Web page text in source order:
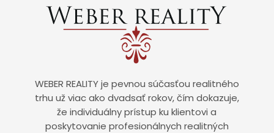
WEBER REALITY je pevnou súčasťou realitného
trhu už viac ako dvadsať rokov, čím dokazuje,
že individuálny prístup ku klientovi a
poskytovanie profesionálnych realitných